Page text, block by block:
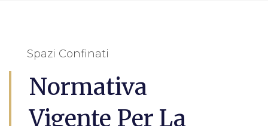
Spazi Confinati
Normativa
Vigente Per La